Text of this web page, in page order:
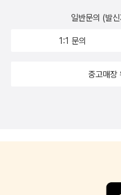
일반문의 (발
1:1 문의
중고매장